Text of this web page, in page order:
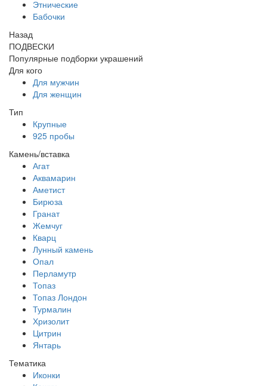
Этнические
Бабочки
Назад
ПОДВЕСКИ
Популярные подборки украшений
Для кого
Для мужчин
Для женщин
Тип
Крупные
925 пробы
Камень/вставка
Агат
Аквамарин
Аметист
Бирюза
Гранат
Жемчуг
Кварц
Лунный камень
Опал
Перламутр
Топаз
Топаз Лондон
Турмалин
Хризолит
Цитрин
Янтарь
Тематика
Иконки